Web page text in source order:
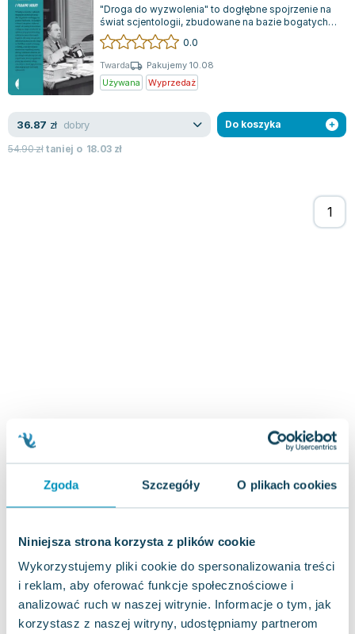
Zgoda Szczegóły O plikach cookies
Niniejsza strona korzysta z plików cookie
Wykorzystujemy pliki cookie do spersonalizowania treści
i reklam, aby oferować funkcje społecznościowe i
analizować ruch w naszej witrynie. Informacje o tym, jak
korzystasz z naszej witryny, udostępniamy partnerom
Antoine de Saint Exupery
Lew Tołstoj
Mark Twain
Marcin Meller
Paulina Młynarska
ks. Piotr Pawlukiewicz
Jarosław Sokołowski
Piotr Latocha
Eric Helms
Anna Prus (oprac.)
Nela Mała Reporterka
Terry Pratchett
Virginia Woolf
Lorraine Warren
Ajahn Brahm
Lucinda Riley
"Droga do wyzwolenia" to dogłębne spojrzenie na
świat scjentologii, zbudowane na bazie bogatych
zbiorów archiwalnych oraz rozmów z...
0.0
Twarda
Pakujemy 10.08
Używana
Wyprzedaż
36.87 zł dobry
54.90złtaniej o 18.03 zł
Do koszyka